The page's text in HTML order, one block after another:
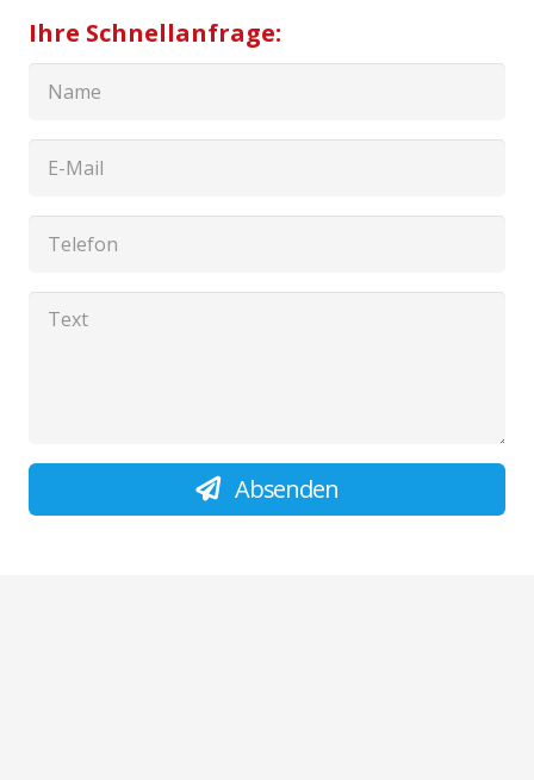
Ihre Schnellanfrage:
Absenden